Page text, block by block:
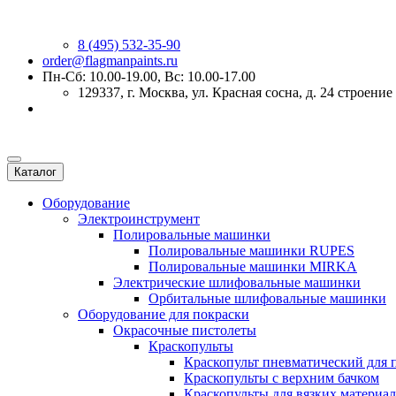
8 (495) 532-35-90
order@flagmanpaints.ru
Пн-Сб: 10.00-19.00, Вс: 10.00-17.00
129337, г. Москва, ул. Красная сосна, д. 24 строение
Каталог
Оборудование
Электроинструмент
Полировальные машинки
Полировальные машинки RUPES
Полировальные машинки MIRKA
Электрические шлифовальные машинки
Орбитальные шлифовальные машинки
Оборудование для покраски
Окрасочные пистолеты
Краскопульты
Краскопульт пневматический для
Краскопульты с верхним бачком